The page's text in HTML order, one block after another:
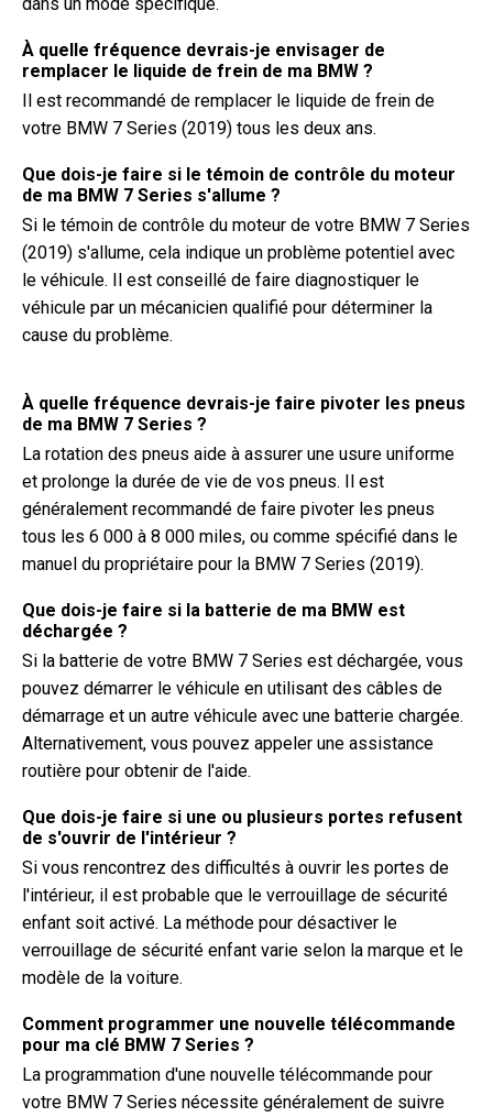
À quelle fréquence devrais-je envisager de
remplacer le liquide de frein de ma BMW ?
Il est recommandé de remplacer le liquide de frein de
votre BMW 7 Series (2019) tous les deux ans.
Que dois-je faire si le témoin de contrôle du moteur
de ma BMW 7 Series s'allume ?
Si le témoin de contrôle du moteur de votre BMW 7 Series
(2019) s'allume, cela indique un problème potentiel avec
le véhicule. Il est conseillé de faire diagnostiquer le
véhicule par un mécanicien qualifié pour déterminer la
cause du problème.
À quelle fréquence devrais-je faire pivoter les pneus
de ma BMW 7 Series ?
La rotation des pneus aide à assurer une usure uniforme
et prolonge la durée de vie de vos pneus. Il est
généralement recommandé de faire pivoter les pneus
tous les 6 000 à 8 000 miles, ou comme spécifié dans le
manuel du propriétaire pour la BMW 7 Series (2019).
Que dois-je faire si la batterie de ma BMW est
déchargée ?
Si la batterie de votre BMW 7 Series est déchargée, vous
pouvez démarrer le véhicule en utilisant des câbles de
démarrage et un autre véhicule avec une batterie chargée.
Alternativement, vous pouvez appeler une assistance
routière pour obtenir de l'aide.
Que dois-je faire si une ou plusieurs portes refusent
de s'ouvrir de l'intérieur ?
Si vous rencontrez des difficultés à ouvrir les portes de
l'intérieur, il est probable que le verrouillage de sécurité
enfant soit activé. La méthode pour désactiver le
verrouillage de sécurité enfant varie selon la marque et le
modèle de la voiture.
Comment programmer une nouvelle télécommande
pour ma clé BMW 7 Series ?
La programmation d'une nouvelle télécommande pour
votre BMW 7 Series nécessite généralement de suivre